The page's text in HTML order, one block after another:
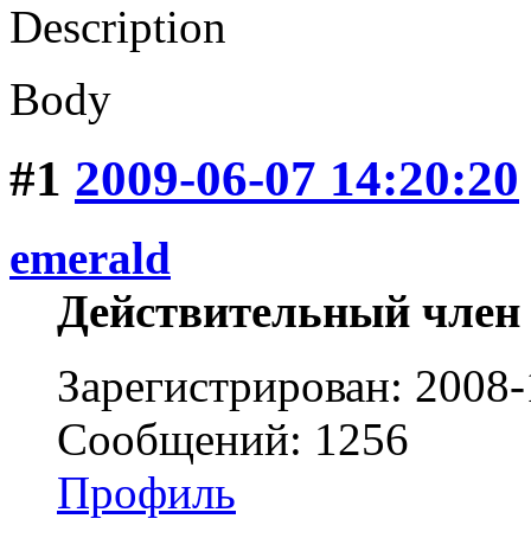
Description
Body
#1 2009-06-07 14:20:20
emerald
Действительный член
Зарегистрирован:
Сообщений: 1256
Профиль